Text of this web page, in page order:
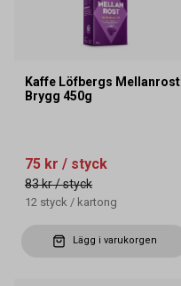
Kaffe Löfbergs Mellanrost
Brygg 450g
75 kr / styck
83 kr/ styck
12 styck / kartong
Lägg i varukorgen